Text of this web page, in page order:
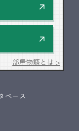
部屋物語とは >
ベース